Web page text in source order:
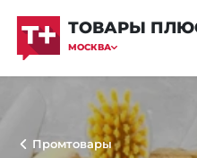
ТОВАРЫ
МОСКВА
Промтовары